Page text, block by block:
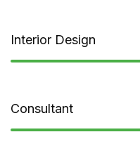
Interior Design
Consultant